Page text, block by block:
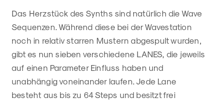
Das Herzstück des Synths sind natürlich die Wave
Sequenzen. Während diese bei der Wavestation
noch in relativ starren Mustern abgespult wurden,
gibt es nun sieben verschiedene LANES, die jeweils
auf einen Parameter Einfluss haben und
unabhängig voneinander laufen. Jede Lane
besteht aus bis zu 64 Steps und besitzt frei